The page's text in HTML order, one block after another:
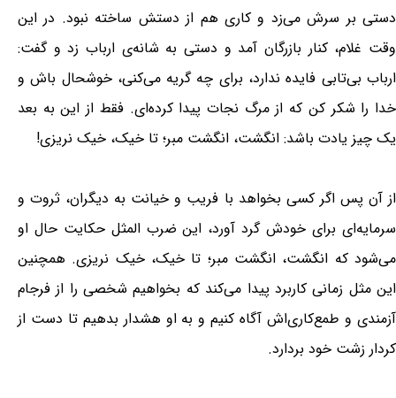
دستی بر سرش می‌زد و کاری هم از دستش ساخته نبود. در این
وقت غلام، کنار بازرگان آمد و دستی به شانه‌ی ارباب زد و گفت:
ارباب بی‌تابی فایده ندارد، برای چه گریه می‌کنی، خوشحال باش و
خدا را شکر کن که از مرگ نجات پیدا کرده‌ای. فقط از این به بعد
یک چیز یادت باشد: انگشت، انگشت مبر؛ تا خیک، خیک نریزی!
از آن پس اگر کسی بخواهد با فریب و خیانت به دیگران، ثروت و
سرمایه‌ای برای خودش گرد آورد، این ضرب المثل حکایت حال او
می‌شود که انگشت، انگشت مبر؛ تا خیک، خیک نریزی. همچنین
این مثل زمانی کاربرد پیدا می‌کند که بخواهیم شخصی را از فرجام
آزمندی و طمع‌کاری‌اش آگاه کنیم و به او هشدار بدهیم تا دست از
کردار زشت خود بردارد.